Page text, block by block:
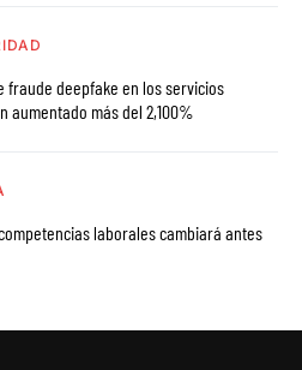
fraude deepfake en los servicios
aumentado más del 2,100%
laborales cambiará antes